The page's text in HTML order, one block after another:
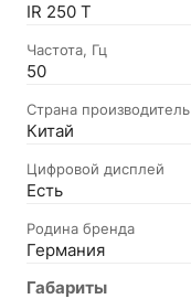
IR 250 T
Частота, Гц
50
Страна производитель
Китай
Цифровой дисплей
Есть
Родина бренда
Германия
Габариты